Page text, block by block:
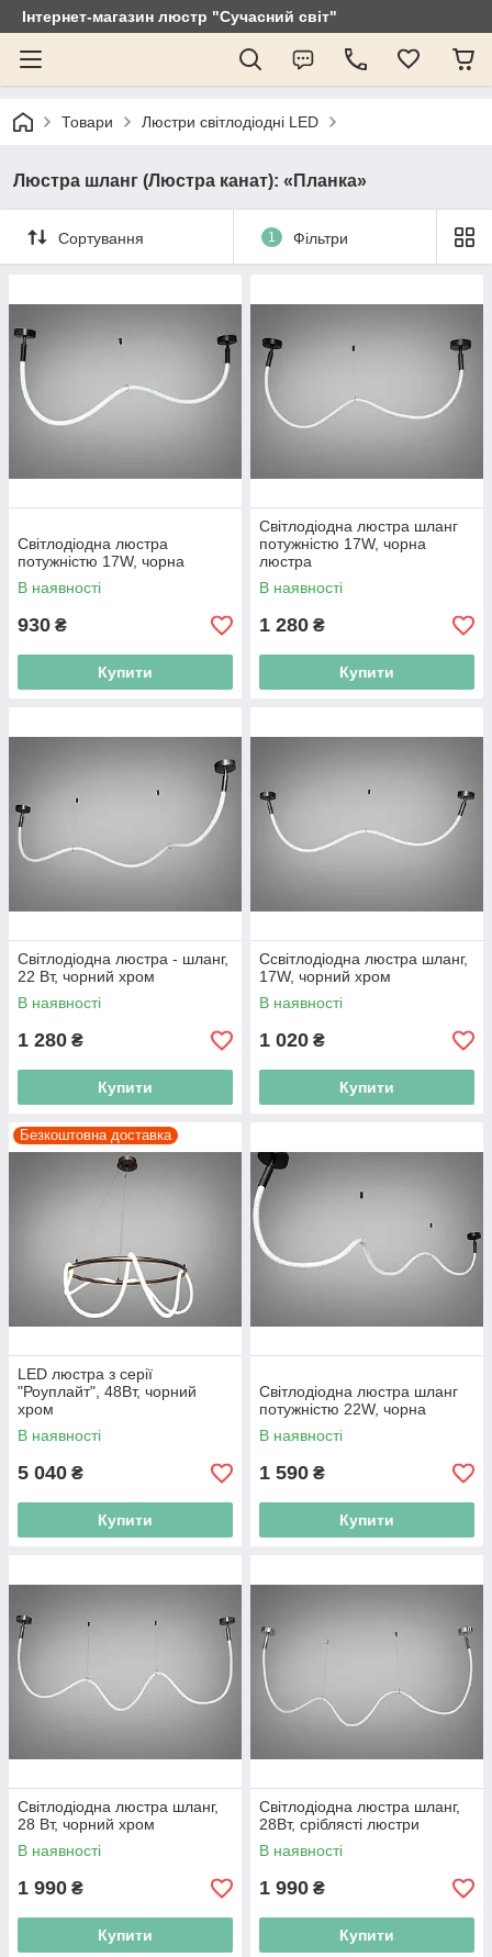
Інтернет-магазин люстр "Сучасний світ"
Товари Люстри світлодіодні LED
Люстра шланг (Люстра канат): «Планка»
Сортування 1 Фільтри
Світлодіодна люстра
потужністю 17W, чорна
В наявності
930 ₴
Купити
Світлодіодна люстра шланг
потужністю 17W, чорна
люстра
В наявності
1 280 ₴
Купити
Світлодіодна люстра - шланг,
22 Вт, чорний хром
В наявності
1 280 ₴
Купити
Ссвітлодіодна люстра шланг,
17W, чорний хром
В наявності
1 020 ₴
Купити
Безкоштовна доставка
LED люстра з серії
"Роуплайт", 48Вт, чорний
хром
В наявності
5 040 ₴
Купити
Cвітлодіодна люстра шланг
потужністю 22W, чорна
В наявності
1 590 ₴
Купити
Cвітлодіодна люстра шланг,
28 Вт, чорний хром
В наявності
1 990 ₴
Купити
Cвітлодіодна люстра шланг,
28Вт, сріблясті люстри
В наявності
1 990 ₴
Купити